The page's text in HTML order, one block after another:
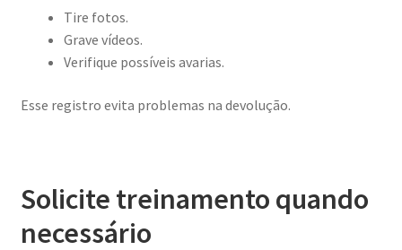
Tire fotos.
Grave vídeos.
Verifique possíveis avarias.
Esse registro evita problemas na devolução.
Solicite treinamento quando
necessário